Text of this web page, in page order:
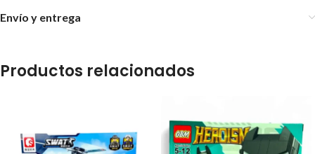
Envío y entrega
Productos relacionados